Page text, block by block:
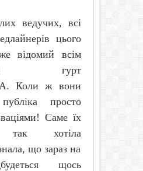
ведучих, всі
цього
відомий всім
гурт
. Коли ж вони
просто
Саме їх
так хотіла
що зараз на
щось